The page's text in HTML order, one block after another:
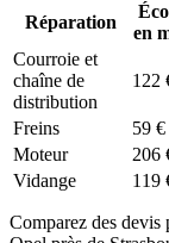
Réparation
en
Courroie et
chaîne de
distribution
122
Freins 59
Moteur 206
Vidange 119
Comparez des